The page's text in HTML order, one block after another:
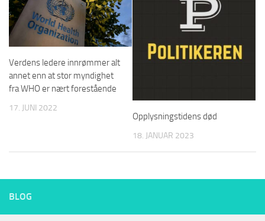
Verdens ledere innrømmer alt
annet enn at stor myndighet
fra WHO er nært forestående
17. JUNI 2022
Opplysningstidens død
18. JANUAR 2023
BLOG